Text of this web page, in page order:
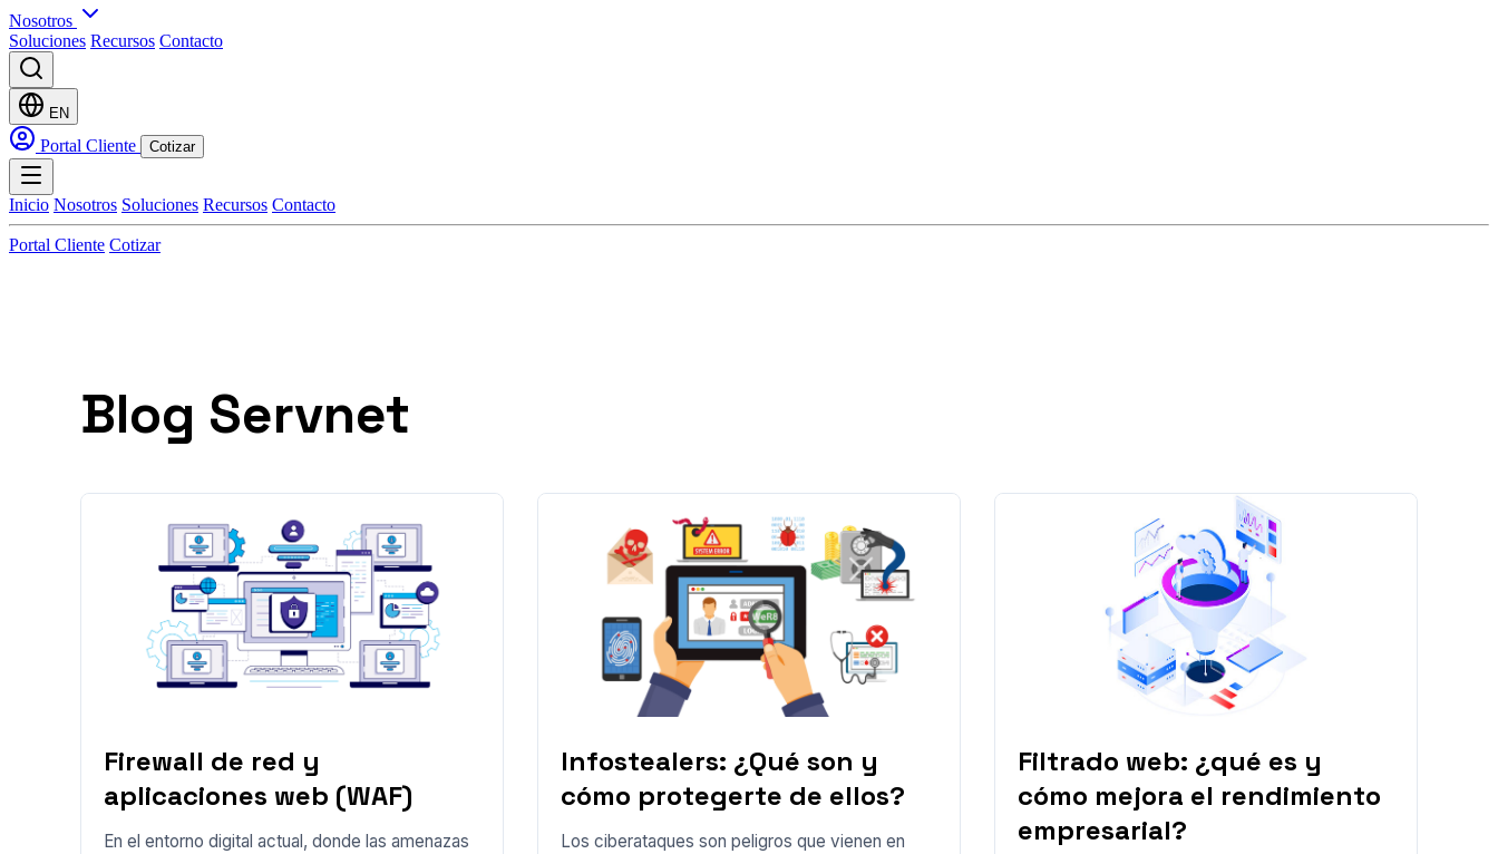
Nosotros
Soluciones Recursos Contacto
EN
Portal Cliente Cotizar
Inicio Nosotros Soluciones Recursos Contacto
Portal Cliente Cotizar
Blog Servnet
Firewall de red y
aplicaciones web (WAF)
En el entorno digital actual, donde las amenazas
Infostealers: ¿Qué son y
cómo protegerte de ellos?
Los ciberataques son peligros que vienen en
Filtrado web: ¿qué es y
cómo mejora el rendimiento
empresarial?